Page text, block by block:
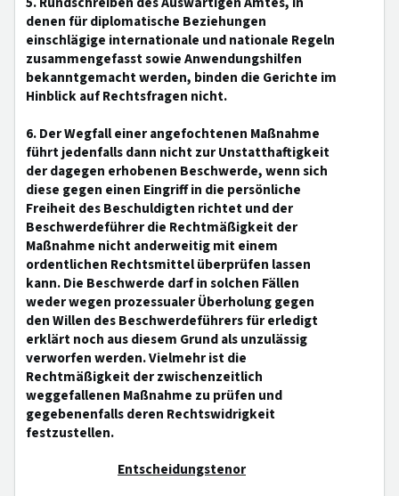
denen für diplomatische Beziehungen
einschlägige internationale und nationale Regeln
zusammengefasst sowie Anwendungshilfen
bekanntgemacht werden, binden die Gerichte im
Hinblick auf Rechtsfragen nicht.
6. Der Wegfall einer angefochtenen Maßnahme
führt jedenfalls dann nicht zur Unstatthaftigkeit
der dagegen erhobenen Beschwerde, wenn sich
diese gegen einen Eingriff in die persönliche
Freiheit des Beschuldigten richtet und der
Beschwerdeführer die Rechtmäßigkeit der
Maßnahme nicht anderweitig mit einem
ordentlichen Rechtsmittel überprüfen lassen
kann. Die Beschwerde darf in solchen Fällen
weder wegen prozessualer Überholung gegen
den Willen des Beschwerdeführers für erledigt
erklärt noch aus diesem Grund als unzulässig
verworfen werden. Vielmehr ist die
Rechtmäßigkeit der zwischenzeitlich
weggefallenen Maßnahme zu prüfen und
gegebenenfalls deren Rechtswidrigkeit
festzustellen.
Entscheidungstenor